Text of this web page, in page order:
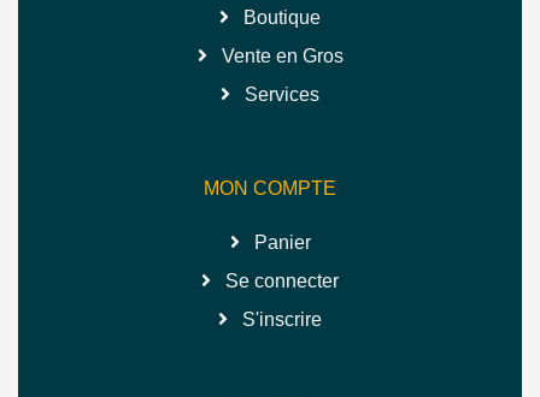
Boutique
Vente en Gros
Services
MON COMPTE
Panier
Se connecter
S'inscrire